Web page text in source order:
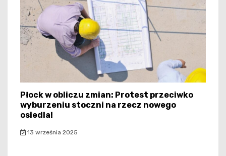
Płock w obliczu zmian: Protest przeciwko
wyburzeniu stoczni na rzecz nowego
osiedla!
13 września 2025